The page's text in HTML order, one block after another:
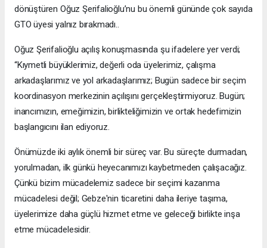
dönüştüren Oğuz Şerifalioğlu’nu bu önemli gününde çok sayıda
GTO üyesi yalnız bırakmadı..
Oğuz Şerifalioğlu açılış konuşmasında şu ifadelere yer verdi;
“Kıymetli büyüklerimiz, değerli oda üyelerimiz, çalışma
arkadaşlarımız ve yol arkadaşlarımız; Bugün sadece bir seçim
koordinasyon merkezinin açılışını gerçekleştirmiyoruz. Bugün;
inancımızın, emeğimizin, birlikteliğimizin ve ortak hedefimizin
başlangıcını ilan ediyoruz.
Önümüzde iki aylık önemli bir süreç var. Bu süreçte durmadan,
yorulmadan, ilk günkü heyecanımızı kaybetmeden çalışacağız.
Çünkü bizim mücadelemiz sadece bir seçimi kazanma
mücadelesi değil; Gebze'nin ticaretini daha ileriye taşıma,
üyelerimize daha güçlü hizmet etme ve geleceği birlikte inşa
etme mücadelesidir.